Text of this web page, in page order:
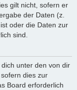
gilt nicht, sofern er
der Daten (z.
oder die Daten zur
sind.
unter den von dir
dies zur
Board erforderlich